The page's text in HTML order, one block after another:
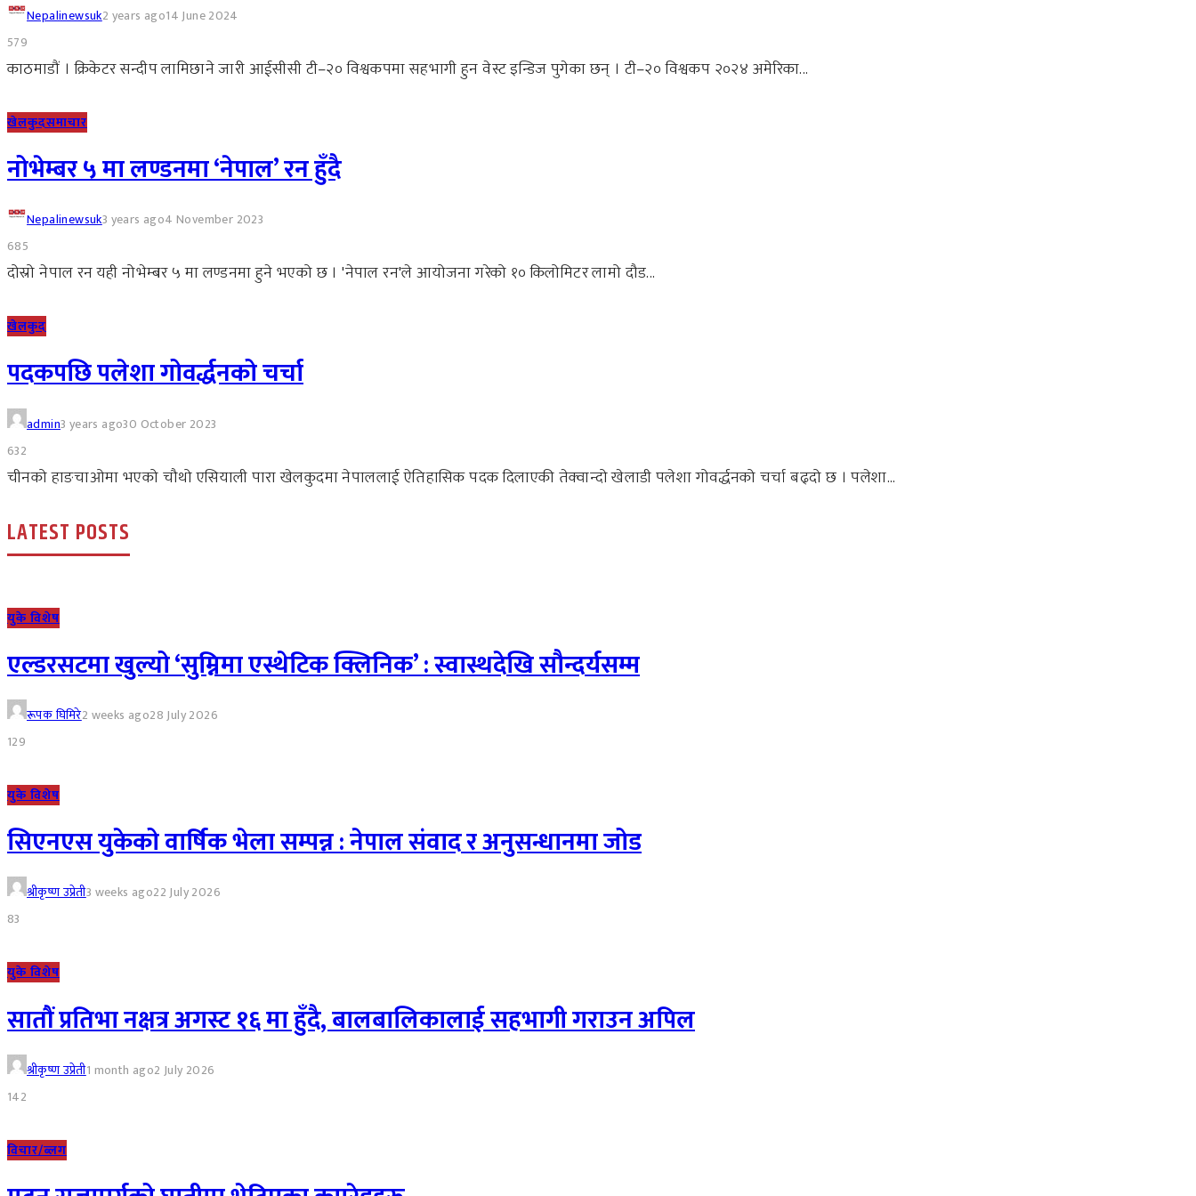
Nepalinewsuk2 years ago14 June 2024
579
काठमाडौं । क्रिकेटर सन्दीप लामिछाने जारी आईसीसी टी–२० विश्वकपमा सहभागी हुन वेस्ट इन्डिज पुगेका छन् । टी–२० विश्वकप २०२४ अमेरिका...
खेलकुदसमाचार
नोभेम्बर ५ मा लण्डनमा ‘नेपाल’ रन हुँदै
Nepalinewsuk3 years ago4 November 2023
685
दोस्रो नेपाल रन यही नोभेम्बर ५ मा लण्डनमा हुने भएको छ । 'नेपाल रन'ले आयोजना गरेको १० किलोमिटर लामो दौड...
खेलकुद
पदकपछि पलेशा गोवर्द्धनको चर्चा
admin3 years ago30 October 2023
632
चीनको हाङचाओमा भएको चौथो एसियाली पारा खेलकुदमा नेपाललाई ऐतिहासिक पदक दिलाएकी तेक्वान्दो खेलाडी पलेशा गोवर्द्धनको चर्चा बढ्दो छ । पलेशा...
LATEST POSTS
युके विशेष
एल्डरसटमा खुल्यो ‘सुम्निमा एस्थेटिक क्लिनिक’ : स्वास्थदेखि सौन्दर्यसम्म
रूपक घिमिरे2 weeks ago28 July 2026
129
युके विशेष
सिएनएस युकेको वार्षिक भेला सम्पन्न : नेपाल संवाद र अनुसन्धानमा जोड
श्रीकृष्ण उप्रेती3 weeks ago22 July 2026
83
युके विशेष
सातौं प्रतिभा नक्षत्र अगस्ट १६ मा हुँदै, बालबालिकालाई सहभागी गराउन अपिल
श्रीकृष्ण उप्रेती1 month ago2 July 2026
142
विचार/ब्लग